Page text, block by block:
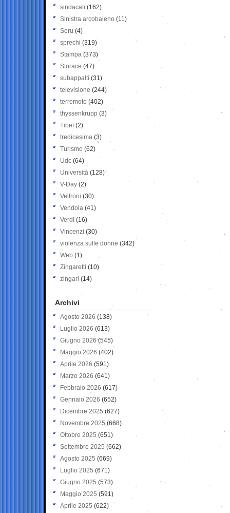
sindacati (162)
Sinistra arcobaleno (11)
Soru (4)
sprechi (319)
Stampa (373)
Storace (47)
subappalti (31)
televisione(244)
terremoto (402)
thyssenkrupp (3)
Tibet(2)
tredicesima (3)
Turismo (62)
Udc (64)
Università (128)
V-Day (2)
Veltroni (30)
Vendola (41)
Verdi (16)
Vincenzi (30)
violenza sulle donne (342)
Web (1)
Zingaretti (10)
zingari (14)
Archivi
Agosto 2026 (138)
Luglio 2026 (613)
Giugno 2026 (545)
Maggio 2026 (402)
Aprile 2026 (591)
Marzo 2026 (641)
Febbraio 2026 (617)
Gennaio 2026 (652)
Dicembre 2025 (627)
Novembre 2025 (668)
Ottobre 2025 (651)
Settembre 2025 (662)
Agosto 2025 (669)
Luglio 2025 (671)
Giugno 2025 (573)
Maggio 2025 (591)
Aprile 2025 (622)